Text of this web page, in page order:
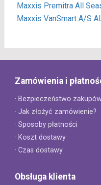
Maxxis Premitra All
Maxxis VanSmart A/S
Zamówienia i
· Bezpieczeństwo
· Jak złożyć zamówienie?
· Sposoby płatności
· Koszt dostawy
· Czas dostawy
Obsługa klienta